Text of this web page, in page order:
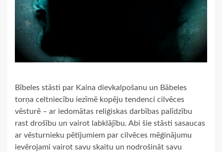
Bībeles stāsti par Kaina dievkalpošanu un Bābeles
torņa celtniecību iezīmē kopēju tendenci cilvēces
vēsturē – ar iedomātas reliģiskas darbības palīdzību
rast drošību un vairot labklājību. Abi šie stāsti sasaucas
ar vēsturnieku pētījumiem par cilvēces mēģinājumu
ievērojami vairot savu skaitu un nodrošināt savu